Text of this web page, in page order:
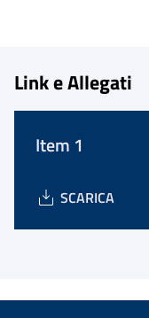
Link e Allegati
Item 1
SCARICA